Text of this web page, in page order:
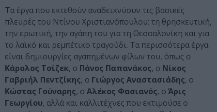
Τα έργα που εκτεθούν αναδεικνύουν τις βασικές
πλευρές του Ντίνου Χριστιανόπουλου: τη θρησκευτική,
την ερωτική, την αγάπη του για τη Θεσσαλονίκη και για
το λαϊκό και ρεμπέτικο τραγούδι. Τα περισσότερα έργα
είναι δημιουργίες αγαπημένων φίλων του, όπως ο
Κάρολος Τσίζεκ, ο Πάνος Παπανάκος, ο Νίκος
Γαβριήλ Πεντζίκης, ο Γιώργος Αναστασιάδης, ο
Κώστας Γούναρης, ο Αλέκος Φασιανός, ο Άρις
Γεωργίου, αλλά και καλλιτέχνες που εκτιμούσε ο